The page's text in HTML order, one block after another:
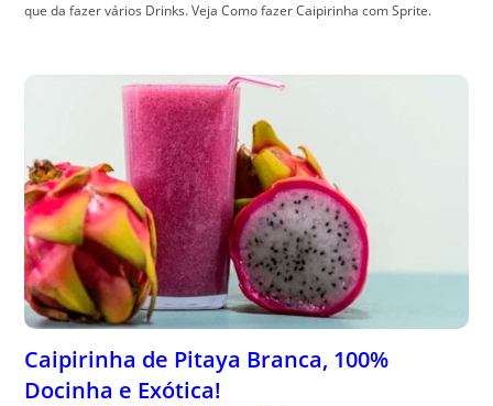
que da fazer vários Drinks. Veja Como fazer Caipirinha com Sprite.
Caipirinha de Pitaya Branca, 100%
Docinha e Exótica!